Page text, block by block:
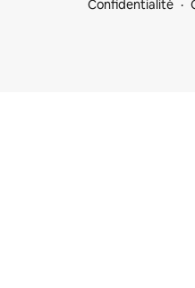
Confidentialité